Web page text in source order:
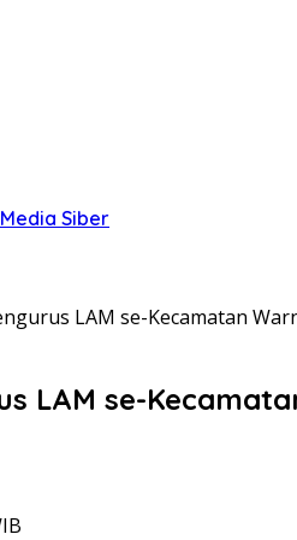
Siber
LAM se-Kecamatan
LAM se-